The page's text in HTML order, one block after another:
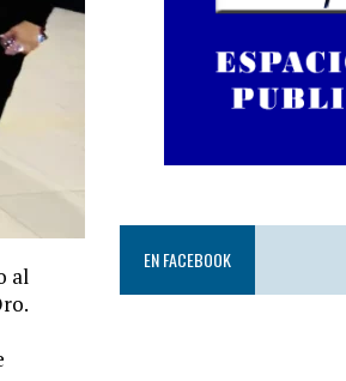
al
EN FACEBOOK